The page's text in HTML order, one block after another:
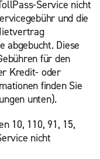
Service nicht
und die
abgebucht. Diese
für den
Kredit- oder
finden Sie
unten).
10, 110, 91, 15,
nicht